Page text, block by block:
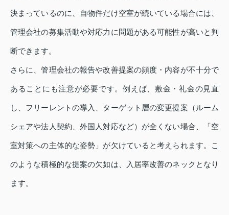
決まっているのに、自物件だけ空室が続いている場合には、
管理会社の募集活動や対応力に問題がある可能性が高いと判
断できます。
さらに、管理会社の報告や改善提案の頻度・内容が不十分で
あることにも注意が必要です。例えば、敷金・礼金の見直
し、フリーレントの導入、ターゲット層の変更提案（ルーム
シェアや法人契約、外国人対応など）が全くない場合、「空
室対策への主体的な姿勢」が欠けていると考えられます。こ
のような積極的な提案の欠如は、入居率改善のネックとなり
ます。